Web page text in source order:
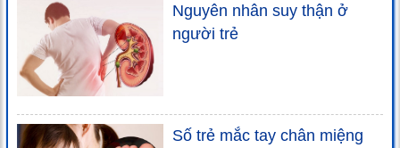
Nguyên nhân suy thận ở
người trẻ
Số trẻ mắc tay chân miệng